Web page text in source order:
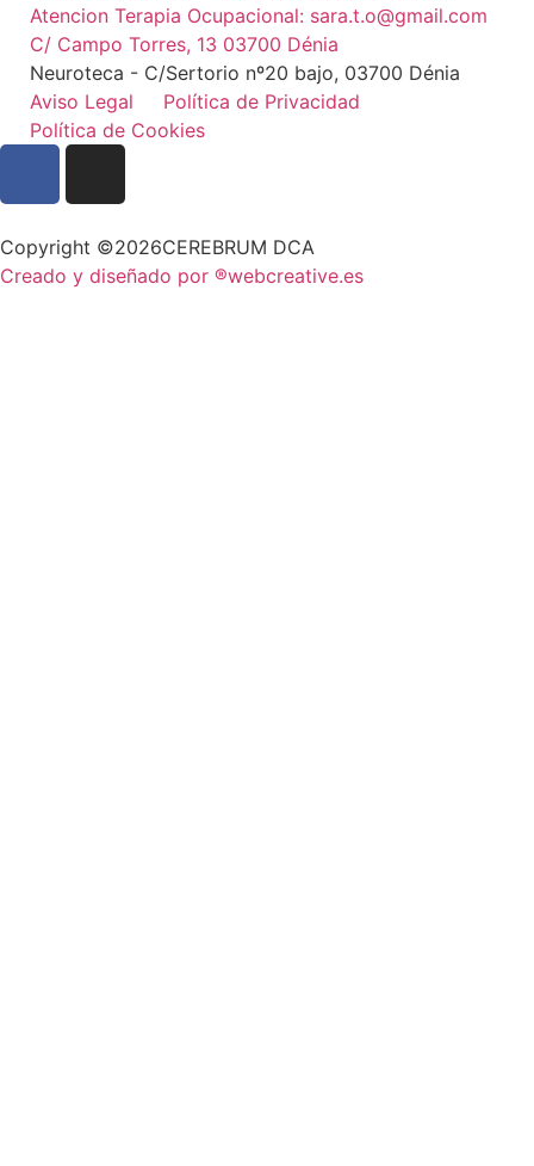
Atencion Terapia Ocupacional: sara.t.o@gmail.com
C/ Campo Torres, 13 03700 Dénia
Neuroteca - C/Sertorio nº20 bajo, 03700 Dénia
Aviso Legal
Política de Privacidad
Política de Cookies
Copyright ©2026CEREBRUM DCA
Creado y diseñado por ®webcreative.es